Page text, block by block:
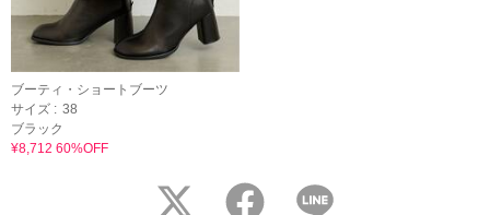
ブーティ・ショートブーツ
サイズ : 38
ブラック
¥8,712 60%OFF
twitter facebook